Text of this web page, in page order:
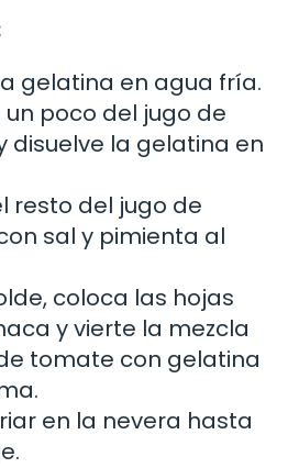
gelatina en agua fría.
poco del jugo de
disuelve la gelatina en
resto del jugo de
sal y pimienta al
coloca las hojas
y vierte la mezcla
tomate con gelatina
en la nevera hasta